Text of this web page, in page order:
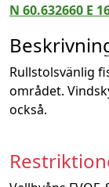
N 60.632660 E
Rullstolsvänlig
området.
också.